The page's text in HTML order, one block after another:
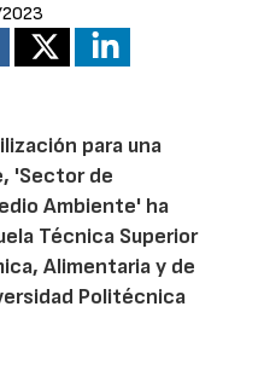
para una
'Sector de
Ambiente' ha
Técnica Superior
Alimentaria y de
Politécnica